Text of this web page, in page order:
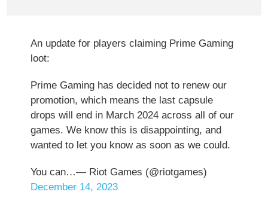
An update for players claiming Prime Gaming
loot:
Prime Gaming has decided not to renew our
promotion, which means the last capsule
drops will end in March 2024 across all of our
games. We know this is disappointing, and
wanted to let you know as soon as we could.
You can…— Riot Games (@riotgames)
December 14, 2023